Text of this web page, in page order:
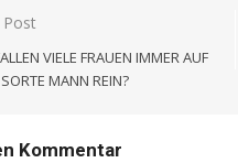
Post
VIELE FRAUEN IMMER AUF
MANN REIN?
Kommentar